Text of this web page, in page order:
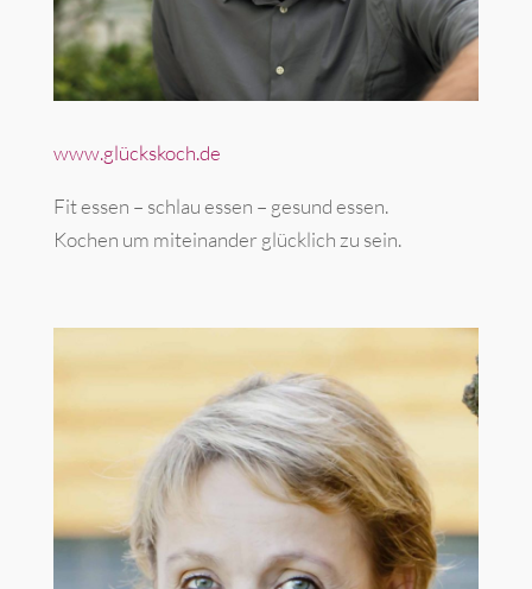
www.glückskoch.de
Fit essen – schlau essen – gesund essen.
Kochen um miteinander glücklich zu sein.